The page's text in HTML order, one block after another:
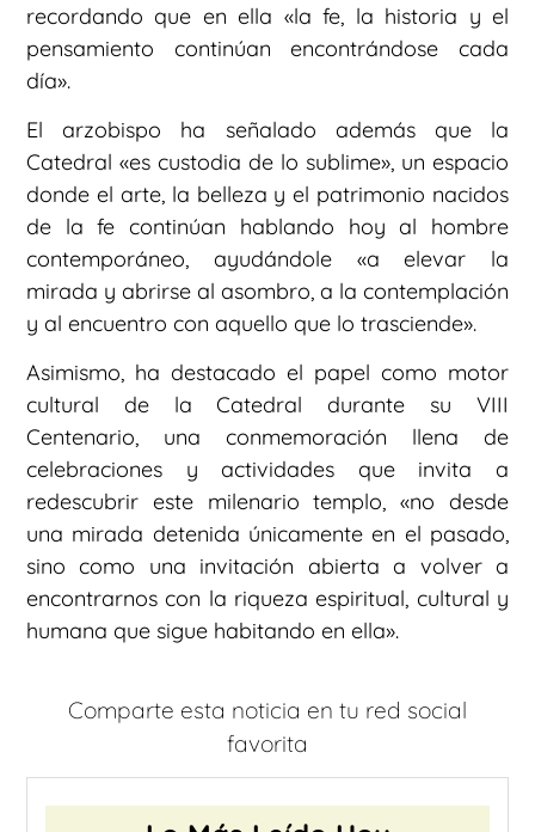
recordando que en ella «la fe, la historia y el
pensamiento continúan encontrándose cada
día».
El arzobispo ha señalado además que la
Catedral «es custodia de lo sublime», un espacio
donde el arte, la belleza y el patrimonio nacidos
de la fe continúan hablando hoy al hombre
contemporáneo, ayudándole «a elevar la
mirada y abrirse al asombro, a la contemplación
y al encuentro con aquello que lo trasciende».
Asimismo, ha destacado el papel como motor
cultural de la Catedral durante su VIII
Centenario, una conmemoración llena de
celebraciones y actividades que invita a
redescubrir este milenario templo, «no desde
una mirada detenida únicamente en el pasado,
sino como una invitación abierta a volver a
encontrarnos con la riqueza espiritual, cultural y
humana que sigue habitando en ella».
Comparte esta noticia en tu red social
favorita